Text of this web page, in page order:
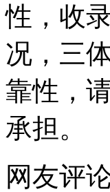
性，收
况，三
靠性，
承担。
网友评